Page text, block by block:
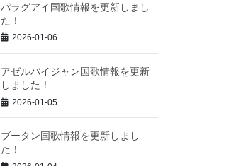
パラグアイ国歌情報を更新しまし
た！
2026-01-06
アゼルバイジャン国歌情報を更新
しました！
2026-01-05
ブータン国歌情報を更新しまし
た！